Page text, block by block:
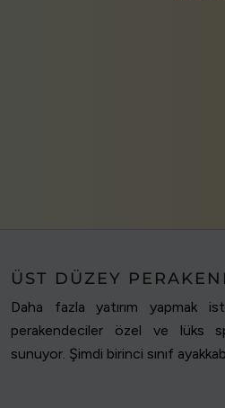
ÜST DÜZEY
Daha fazla yatırım yapmak
perakendeciler özel ve lüks
sunuyor. Şimdi birinci sınıf